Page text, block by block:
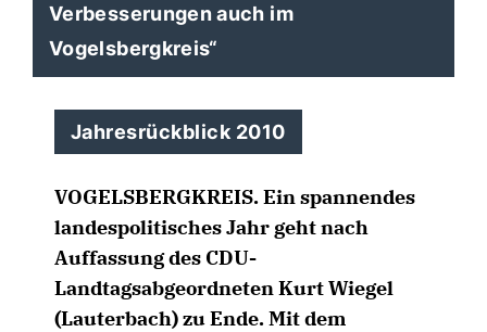
Verbesserungen auch im
Vogelsbergkreis“
Jahresrückblick 2010
VOGELSBERGKREIS.Ein spannendes
landespolitisches Jahr geht nach
Auffassung des CDU-
Landtagsabgeordneten Kurt Wiegel
(Lauterbach) zu Ende. Mit dem